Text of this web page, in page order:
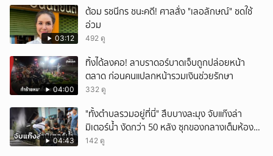
03:12
ต้อม รชนีกร ชนะคดี! ศาลสั่ง "เลอลักษณ์" ชดใช้
อ่วม
492 ดู
04:00
ทิ้งได้ลงคอ! ลาบราดอร์บาดเจ็บถูกปล่อยหน้า
ตลาด ก่อนคนแปลกหน้ารวมเงินช่วยรักษา
332 ดู
04:43
"ทั้งตำบลรวมอยู่ที่นี่" สืบบางละมุง จับแก๊งล่า
มิเตอร์น้ำ งัดกว่า 50 หลัง ซุกของกลางเต็มห้อง
สารภาพขายหาเงินซื้อยา จ.ชลบุรี
142 ดู